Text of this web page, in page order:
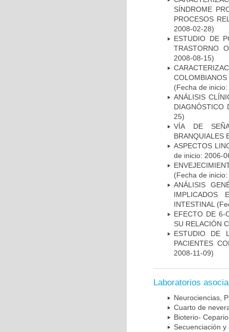
SÍNDROME
PROCESOS
2008-02-28)
ESTUDIO DE
TRASTORNO
2008-08-15)
(Fecha de
ANÁLISIS
DIAGNÓSTICO
25)
VÍA DE
BRANQUIALES
ASPECTOS
de inicio: 2006-
(Fecha de
ANÁLISIS
IMPLICADOS
INTESTINAL
EFECTO DE 6-
SU RELACIÓN
ESTUDIO DE
PACIENTES
2008-11-09)
Laboratorios
Neurociencias,
Cuarto de
Bioterio-
Secuenciación